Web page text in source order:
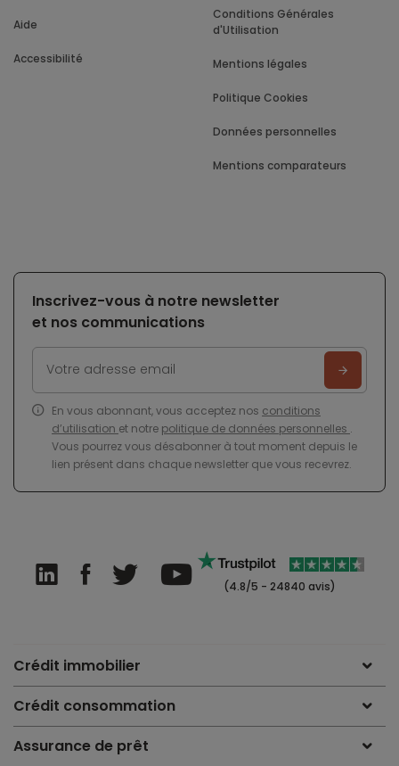
Aide
Accessibilité
Conditions Générales
d'Utilisation
Mentions légales
Politique Cookies
Données personnelles
Mentions comparateurs
Inscrivez-vous à notre newsletter
et nos communications
En vous abonnant, vous acceptez nos conditions
d’utilisation et notre politique de données personnelles .
Vous pourrez vous désabonner à tout moment depuis le
lien présent dans chaque newsletter que vous recevrez.
(4.8/5 - 24840 avis)
Crédit immobilier
Crédit consommation
Assurance de prêt